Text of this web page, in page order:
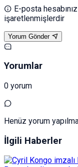
E-posta
işaretlenmişlerdir
Yorum Gönder
Yorumlar
0 yorum
Henüz yorum
İlgili Haberler